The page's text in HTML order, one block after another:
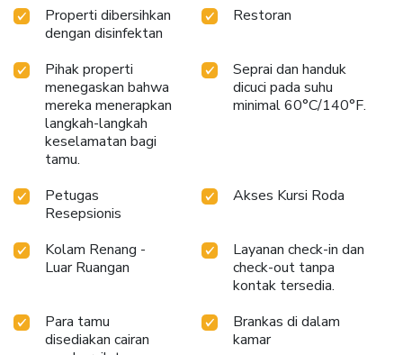
Properti dibersihkan
dengan disinfektan
Restoran
Pihak properti
menegaskan bahwa
mereka menerapkan
langkah-langkah
keselamatan bagi
tamu.
Seprai dan handuk
dicuci pada suhu
minimal 60°C/140°F.
Petugas
Resepsionis
Akses Kursi Roda
Kolam Renang -
Luar Ruangan
Layanan check-in dan
check-out tanpa
kontak tersedia.
Para tamu
disediakan cairan
Brankas di dalam
kamar